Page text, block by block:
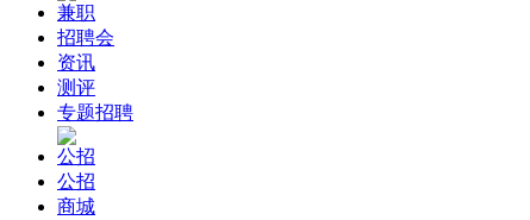
兼职
招聘会
资讯
测评
专题招聘
公招
公招
商城